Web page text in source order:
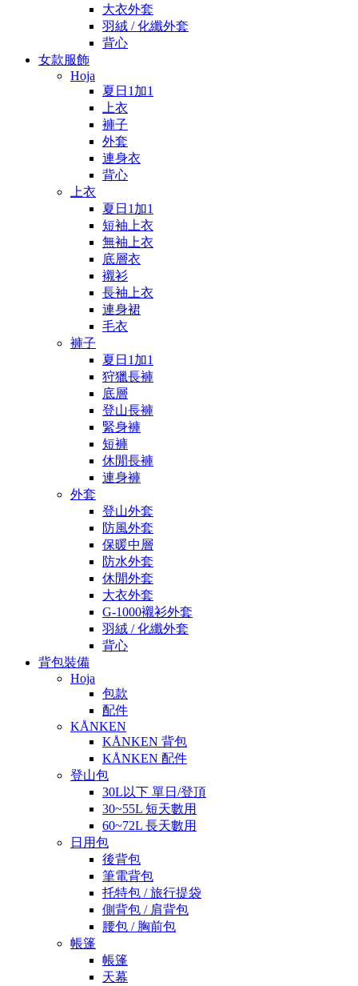
大衣外套
羽絨 / 化纖外套
背心
女款服飾
Hoja
夏日1加1
上衣
褲子
外套
連身衣
背心
上衣
夏日1加1
短袖上衣
無袖上衣
底層衣
襯衫
長袖上衣
連身裙
毛衣
褲子
夏日1加1
狩獵長褲
底層
登山長褲
緊身褲
短褲
休閒長褲
連身褲
外套
登山外套
防風外套
保暖中層
防水外套
休閒外套
大衣外套
G-1000襯衫外套
羽絨 / 化纖外套
背心
背包裝備
Hoja
包款
配件
KÅNKEN
KÅNKEN 背包
KÅNKEN 配件
登山包
30L以下 單日/登頂
30~55L 短天數用
60~72L 長天數用
日用包
後背包
筆電背包
托特包 / 旅行提袋
側背包 / 肩背包
腰包 / 胸前包
帳篷
帳篷
天幕